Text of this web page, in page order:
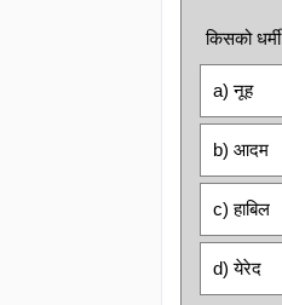
किसको
a) नूह
b) आदम
c) हाबिल
d) येरेद